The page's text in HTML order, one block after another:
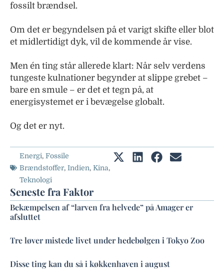
fossilt brændsel.
Om det er begyndelsen på et varigt skifte eller blot
et midlertidigt dyk, vil de kommende år vise.
Men én ting står allerede klart: Når selv verdens
tungeste kulnationer begynder at slippe grebet –
bare en smule – er det et tegn på, at
energisystemet er i bevægelse globalt.
Og det er nyt.
Energi, Fossile
Brændstoffer, Indien, Kina,
Teknologi
Seneste fra Faktor
Bekæmpelsen af “larven fra helvede” på Amager er
afsluttet
Tre løver mistede livet under hedebølgen i Tokyo Zoo
Disse ting kan du så i køkkenhaven i august